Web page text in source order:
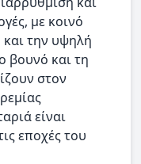
με κοινό
την υψηλή
βουνό και τη
στον
είναι
εποχές του